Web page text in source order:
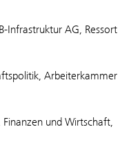
Infrastruktur AG, Ressort
Arbeiterkammer
Finanzen und Wirtschaft,